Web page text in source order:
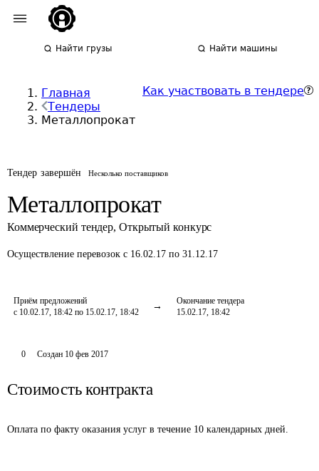
Найти грузы Найти машины
Главная
Тендеры
Металлопрокат
Как участвовать в тендере
Тендер завершён Несколько поставщиков
Металлопрокат
Коммерческий тендер, Открытый конкурс
Осуществление перевозок с 16.02.17 по 31.12.17
Приём предложений
с 10.02.17, 18:42 по 15.02.17, 18:42
Окончание тендера
15.02.17, 18:42
0 Создан 10 фев 2017
Стоимость контракта
Оплата по факту оказания услуг в течение 10 календарных дней.